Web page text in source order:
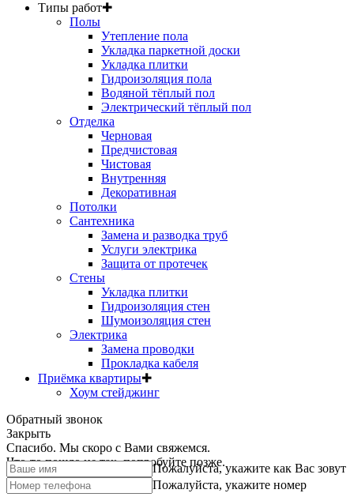
Типы работ✚
Полы
Утепление пола
Укладка паркетной доски
Укладка плитки
Гидроизоляция пола
Водяной тёплый пол
Электрический тёплый пол
Отделка
Черновая
Предчистовая
Чистовая
Внутренняя
Декоративная
Потолки
Сантехника
Замена и разводка труб
Услуги электрика
Защита от протечек
Стены
Укладка плитки
Гидроизоляция стен
Шумоизоляция стен
Электрика
Замена проводки
Прокладка кабеля
Приёмка квартиры✚
Хоум стейджинг
Обратный звонок
Закрыть
Спасибо. Мы скоро с Вами свяжемся.
Что-то пошло не так, попробуйте позже.Пожалуйста, укажите как Вас зовут
Пожалуйста, укажите номер